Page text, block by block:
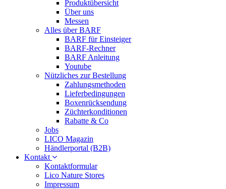
Produktübersicht
Über uns
Messen
Alles über BARF
BARF für Einsteiger
BARF-Rechner
BARF Anleitung
Youtube
Nützliches zur Bestellung
Zahlungsmethoden
Lieferbedingungen
Boxenrücksendung
Züchterkonditionen
Rabatte & Co
Jobs
LICO Magazin
Händlerportal (B2B)
Kontakt
Kontaktformular
Lico Nature Stores
Impressum